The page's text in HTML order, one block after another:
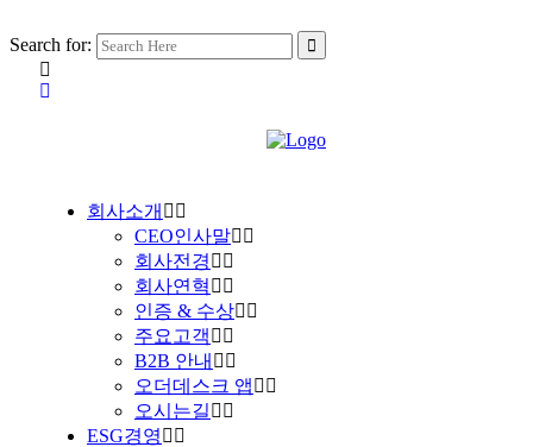
Search for:
회사소개
CEO인사말
회사전경
회사연혁
인증 & 수상
주요고객
B2B 안내
오더데스크 앱
오시는길
ESG경영